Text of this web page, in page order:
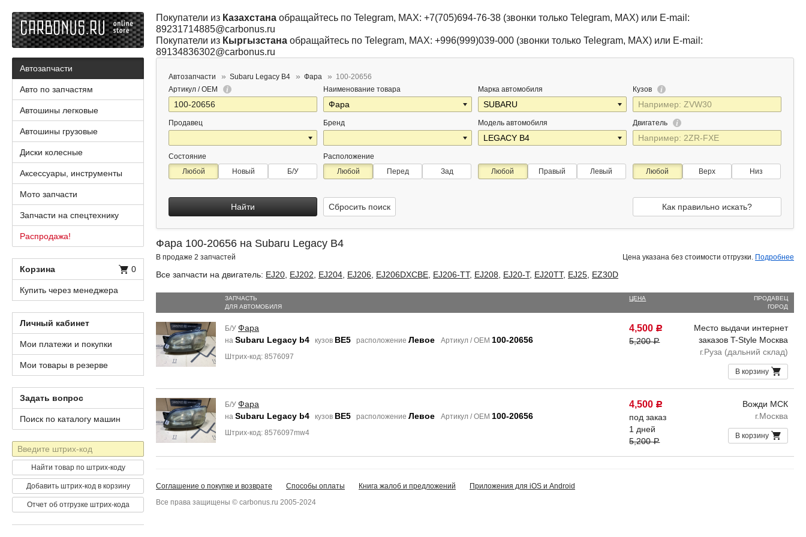
Покупатели из Казахстана обращайтесь по Telegram, MAX: +7(705)694-76-38 (звонки только Telegram, MAX) или E-mail:
89231714885@carbonus.ru
Покупатели из Кыргызстана обращайтесь по Telegram, MAX: +996(999)039-000 (звонки только Telegram, MAX) или E-mail:
89134836302@carbonus.ru
Автозапчасти Subaru Legacy B4 Фара
100-20656
Артикул / OEM
Продавец
Наименование товара
Бренд
Марка автомобиля
Модель автомобиля
Кузов
Двигатель
Состояние
Любой
Новый Б/У
Расположение
Любой
Перед Зад Любой Правый Левый Любой Верх Низ
Найти Сбросить поиск Как правильно искать?
Фара 100-20656 на Subaru Legacy B4
В продаже 2 запчастей Цена указана без стоимости отгрузки. Подробнее
Все запчасти на двигатель: EJ20 EJ202 EJ204 EJ206 EJ206DXCBE EJ206-TT, EJ208 EJ20-T, EJ20TT, EJ25 EZ30D
ЗАПЧАСТЬ
ДЛЯ АВТОМОБИЛЯ
ЦЕНА
ПРОДАВЕЦ
ГОРОД
Б/У Фара
на Subaru Legacy b4 кузов BE5 расположение Левое Артикул / OEM 100-20656
Штрих-код: 8576097
4,500 Р
5,200Р
Место выдачи интернет
заказов T-Style Москва
г.Руза (дальний склад)
В корзину
Б/У Фара
на Subaru Legacy b4 кузов BE5 расположение Левое Артикул / OEM 100-20656
Штрих-код: 8576097mw4
4,500 Р
под заказ
1 дней
5,200Р
Вожди МСК
г.Москва
В корзину
Автозапчасти
Авто по запчастям
Автошины легковые
Автошины грузовые
Диски колесные
Аксессуары, инструменты
Мото запчасти
Запчасти на спецтехнику
Распродажа!
Корзина 0
Купить через менеджера
Личный кабинет
Мои платежи и покупки
Мои товары в резерве
Задать вопрос
Поиск по каталогу машин
Штрих-
код
Найти товар по штрих-коду
Добавить штрих-код в корзину
Отчет об отгрузке штрих-кода
Соглашение о покупке и возврате Способы оплаты Книга жалоб и предложений
Приложения для iOS и Android
Все права защищены © carbonus.ru 2005-2024